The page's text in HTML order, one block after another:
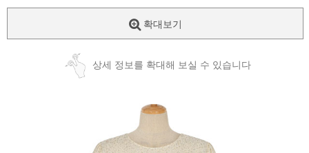
확대보기
상세 정보를 확대해 보실 수 있습니다